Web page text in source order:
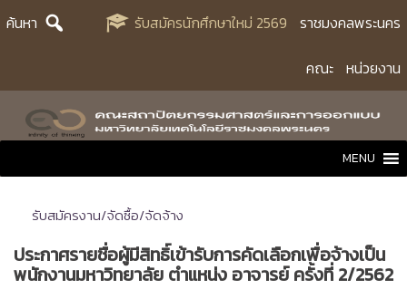
Skipค้นหา รับสมัครนักศึกษาใหม่ 2569 ราชมงคลพระนคร
คณะ หน่วยงาน
MENU
รับสมัครงาน/จัดซื้อ/จัดจ้าง
ประกาศรายชื่อผู้มีสิทธิ์เข้ารับการคัดเลือกเพื่อจ้างเป็น
พนักงานมหาวิทยาลัย ตำแหน่ง อาจารย์ ครั้งที่ 2/2562